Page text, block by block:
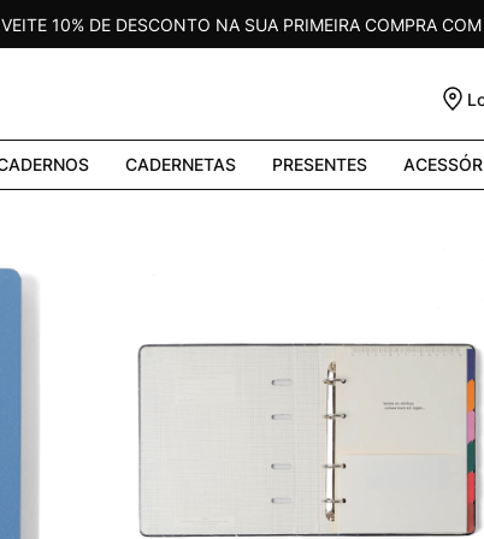
10% DE DESCONTO NA SUA PRIMEIRA COMPRA
CADERNETAS PRESENTES